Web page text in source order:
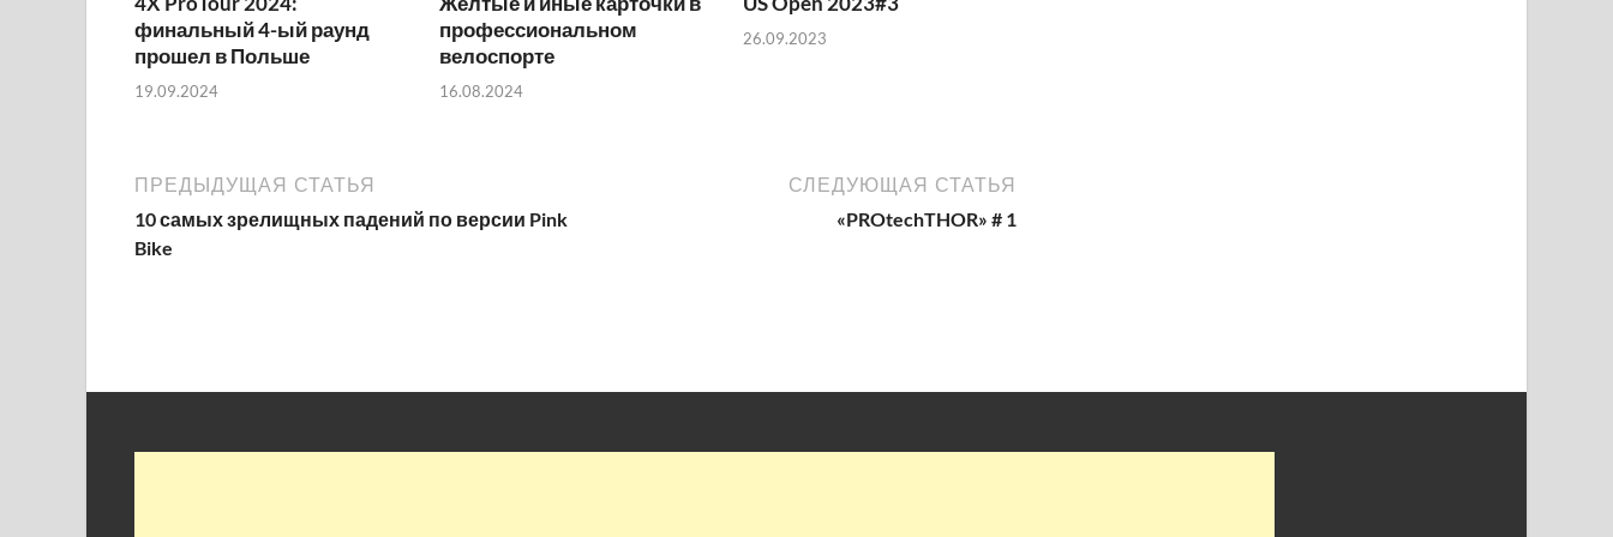
финальный 4-ый раунд
прошел в Польше
19.09.2024
профессиональном
велоспорте
16.08.2024
26.09.2023
ПРЕДЫДУЩАЯ СТАТЬЯ
10 самых зрелищных падений по версии Pink
Bike
СЛЕДУЮЩАЯ СТАТЬЯ
«PROtechTHOR» # 1